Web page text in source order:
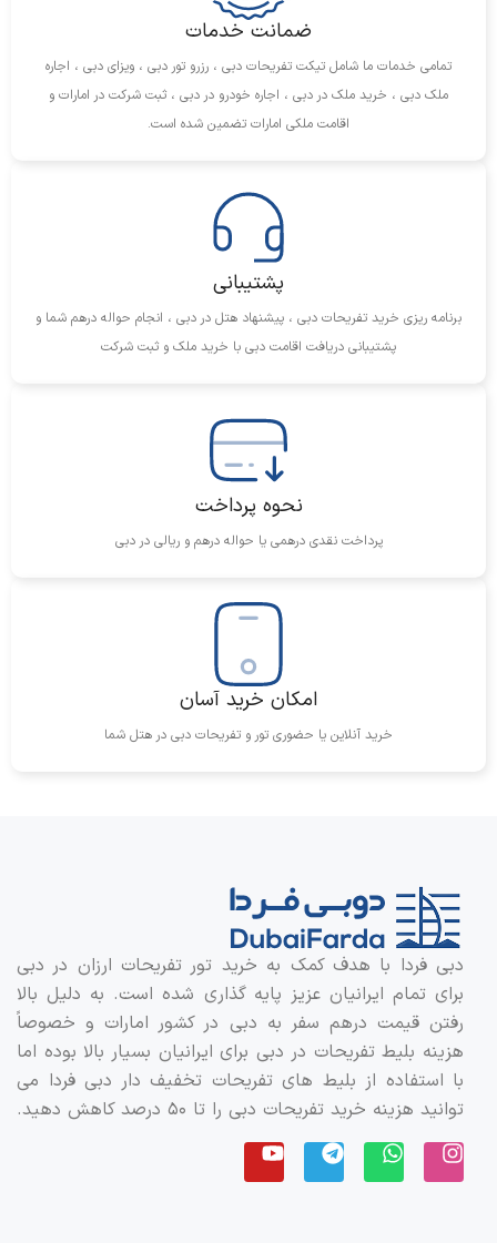
ضمانت خدمات
تمامی خدمات ما شامل تیکت تفریحات دبی ، رزرو تور دبی ، ویزای دبی ، اجاره
ملک دبی ، خرید ملک در دبی ، اجاره خودرو در دبی ، ثبت شرکت در امارات و
اقامت ملکی امارات تضمین شده است.
پشتیبانی
برنامه ریزی خرید تفریحات دبی ، پیشنهاد هتل در دبی ، انجام حواله درهم شما و
پشتیبانی دریافت اقامت دبی با خرید ملک و ثبت شرکت
نحوه پرداخت
پرداخت نقدی درهمی یا حواله درهم و ریالی در دبی
امکان خرید آسان
خرید آنلاین یا حضوری تور و تفریحات دبی در هتل شما
دبی فردا با هدف کمک به خرید تور تفریحات ارزان در دبی
برای تمام ایرانیان عزیز پایه گذاری شده است. به دلیل بالا
رفتن قیمت درهم سفر به دبی در کشور امارات و خصوصاً
هزینه بلیط تفریحات در دبی برای ایرانیان بسیار بالا بوده اما
با استفاده از بلیط های تفریحات تخفیف دار دبی فردا می
توانید هزینه خرید تفریحات دبی را تا ۵۰ درصد کاهش دهید.